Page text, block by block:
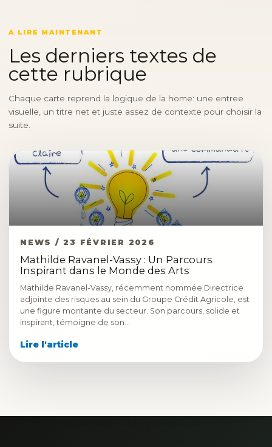
A LIRE MAINTENANT
Les derniers textes de
cette rubrique
Chaque carte reprend la logique de la home: une entree
visuelle, un titre net et juste assez de contexte pour choisir la
suite.
NEWS / 23 FÉVRIER 2026
Mathilde Ravanel-Vassy : Un Parcours
Inspirant dans le Monde des Arts
Mathilde Ravanel-Vassy, récemment nommée Directrice
adjointe des risques au sein du Groupe Crédit Agricole, est
une figure montante du secteur. Son parcours, solide et
inspirant, témoigne de son…
Lire l'article